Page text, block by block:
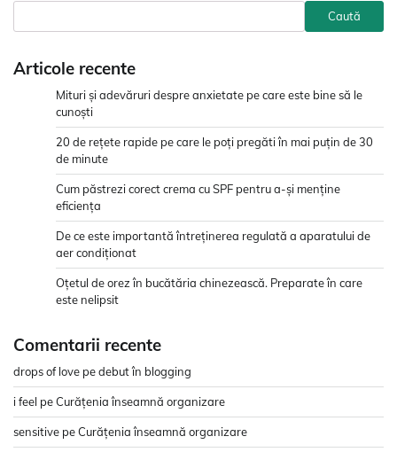
Caută
Articole recente
Mituri și adevăruri despre anxietate pe care este bine să le
cunoști
20 de rețete rapide pe care le poți pregăti în mai puțin de 30
de minute
Cum păstrezi corect crema cu SPF pentru a-și menține
eficiența
De ce este importantă întreținerea regulată a aparatului de
aer condiționat
Oțetul de orez în bucătăria chinezească. Preparate în care
este nelipsit
Comentarii recente
drops of love pedebut în blogging
i feel peCurățenia înseamnă organizare
sensitive peCurățenia înseamnă organizare